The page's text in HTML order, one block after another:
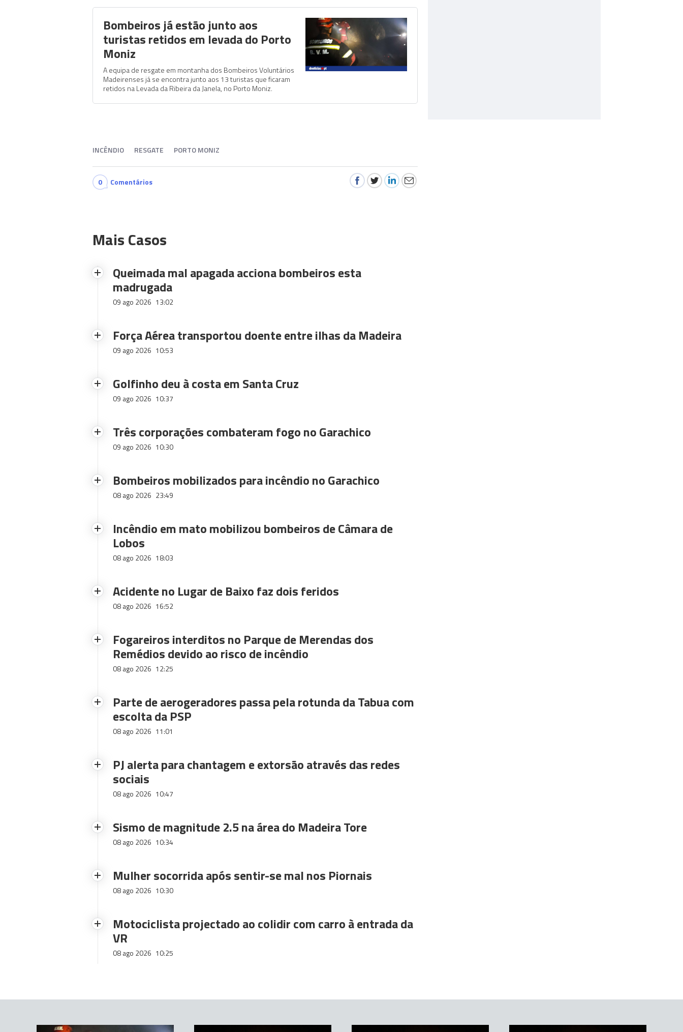
Bombeiros já estão junto aos
turistas retidos em levada do Porto
Moniz
A equipa de resgate em montanha dos Bombeiros Voluntários
Madeirenses já se encontra junto aos 13 turistas que ficaram
retidos na Levada da Ribeira da Janela, no Porto Moniz.
INCÊNDIO RESGATE PORTO MONIZ
0 Comentários
Mais Casos
Queimada mal apagada acciona bombeiros esta
madrugada
09 ago 2026 13:02
Força Aérea transportou doente entre ilhas da Madeira
09 ago 2026 10:53
Golfinho deu à costa em Santa Cruz
09 ago 2026 10:37
Três corporações combateram fogo no Garachico
09 ago 2026 10:30
Bombeiros mobilizados para incêndio no Garachico
08 ago 2026 23:49
Incêndio em mato mobilizou bombeiros de Câmara de
Lobos
08 ago 2026 18:03
Acidente no Lugar de Baixo faz dois feridos
08 ago 2026 16:52
Fogareiros interditos no Parque de Merendas dos
Remédios devido ao risco de incêndio
08 ago 2026 12:25
Parte de aerogeradores passa pela rotunda da Tabua com
escolta da PSP
08 ago 2026 11:01
PJ alerta para chantagem e extorsão através das redes
sociais
08 ago 2026 10:47
Sismo de magnitude 2.5 na área do Madeira Tore
08 ago 2026 10:34
Mulher socorrida após sentir-se mal nos Piornais
08 ago 2026 10:30
Motociclista projectado ao colidir com carro à entrada da
VR
08 ago 2026 10:25